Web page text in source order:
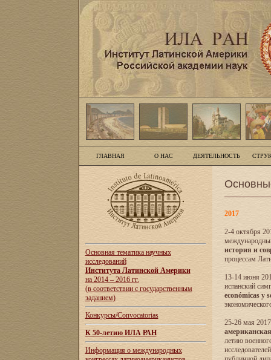
ГЛАВНАЯ О НАС ДЕЯТЕЛЬНОСТЬ
Основная тематика научных
исследований
Института Латинской Америки
на 2014 – 2016 гг.
(в соответствии с государственным
заданием)
Конкурсы/Convocatorias
К 50-летию ИЛА РАН
Информация о международных
2017
2-4 октября
история и
процессам
13-14 июня
испанский
económicas y
25-26 мая
летию